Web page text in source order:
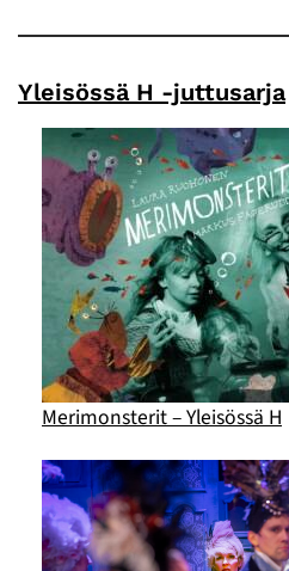
Yleisössä H -juttusarja
Merimonsterit – Yleisössä H